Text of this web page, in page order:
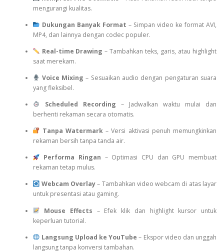
mengurangi kualitas.
Dukungan Banyak Format – Simpan video ke format AVI,
MP4, dan lainnya dengan codec populer.
Real-time Drawing – Tambahkan teks, garis, atau highlight
saat merekam.
Voice Mixing – Sesuaikan audio dengan pengaturan suara
yang fleksibel.
Scheduled Recording – Jadwalkan waktu mulai dan
berhenti rekaman secara otomatis.
Tanpa Watermark – Versi aktivasi penuh memungkinkan
rekaman bersih tanpa tanda air.
Performa Ringan – Optimasi CPU dan GPU membuat
rekaman tetap mulus.
Webcam Overlay– Tambahkan video webcam di atas layar
untuk presentasi atau gaming.
Mouse Effects – Efek klik dan highlight kursor untuk
keperluan tutorial.
Langsung Upload ke YouTube – Ekspor video dan unggah
langsung tanpa konversi tambahan.